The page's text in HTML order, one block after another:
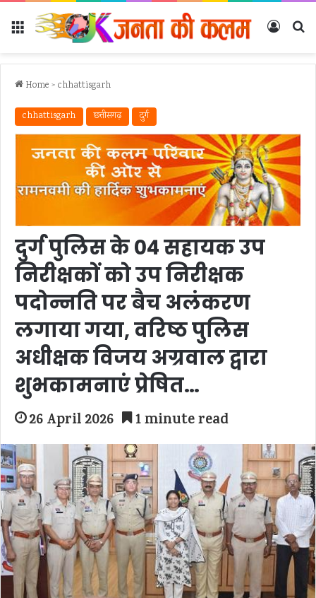
Menu Log In
Home > chhattisgarh
chhattisgarh छत्तीसगढ़ दुर्ग
दुर्ग पुलिस के 04 सहायक उप
निरीक्षकों को उप निरीक्षक
पदोन्नति पर बैच अलंकरण
लगाया गया, वरिष्ठ पुलिस
अधीक्षक विजय अग्रवाल द्वारा
शुभकामनाएं प्रेषित…
26 April 2026 1 minute read